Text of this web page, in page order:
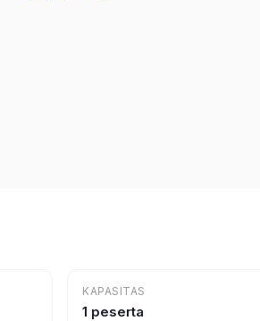
KAPASITAS
1 peserta